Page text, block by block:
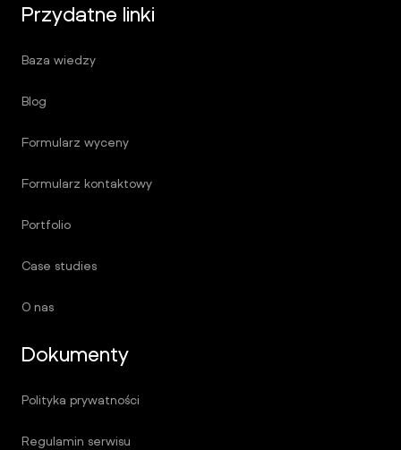
Przydatne linki
Baza wiedzy
Blog
Formularz wyceny
Formularz kontaktowy
Portfolio
Case studies
O nas
Dokumenty
Polityka prywatności
Regulamin serwisu